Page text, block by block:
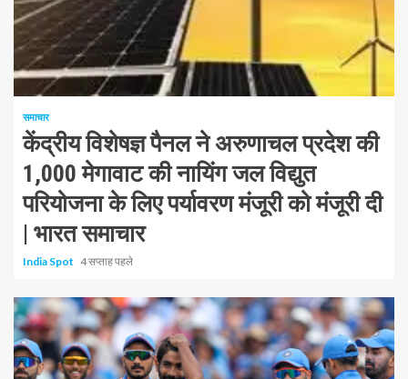
1 न्यूनतम पढ़ा
समाचार
केंद्रीय विशेषज्ञ पैनल ने अरुणाचल प्रदेश की
1,000 मेगावाट की नायिंग जल विद्युत
परियोजना के लिए पर्यावरण मंजूरी को मंजूरी दी
| भारत समाचार
India Spot 4 सप्ताह पहले